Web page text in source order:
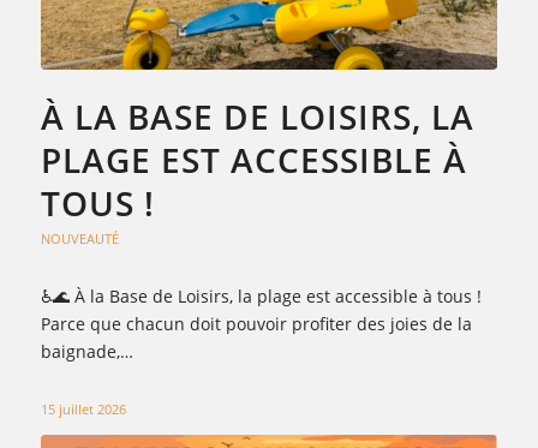
À LA BASE DE LOISIRS, LA
PLAGE EST ACCESSIBLE À
TOUS !
NOUVEAUTÉ
♿🌊 À la Base de Loisirs, la plage est accessible à tous !
Parce que chacun doit pouvoir profiter des joies de la
baignade,…
15 juillet 2026